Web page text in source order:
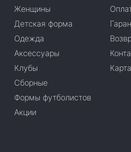
Женщины
Детская форма
Одежда
Аксессуары
Клубы
Сборные
Формы футболистов
Акции